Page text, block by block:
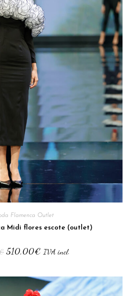
Flamenca Outlet
Midi flores escote (outlet)
510,00€ IVA incl.